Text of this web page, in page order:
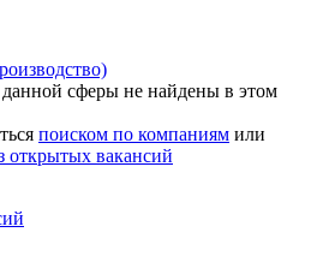
сферы не найдены в этом
поиском по компаниям или
открытых вакансий